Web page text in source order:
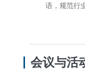
语，规范行
会议与活